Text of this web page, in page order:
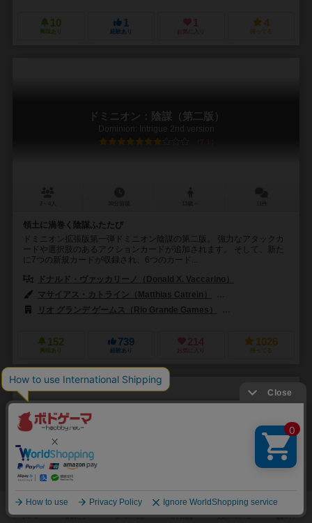
10
興味あり
1
経験あり
1
お気に入り
4
持ってる
ドミニオン：陰謀（第二版）
Dominion: Intrigue 2nd version
7.1
領土に渦巻く陰謀ふたたび
ドミニオン拡張版第一弾ドミニオン陰謀の第二版。 強力なアタックカ
ードや選択肢のあるアクションカードが追加されます。 そして、新た
に7つの新規カードが収録され、6つのカード...
ドナルド・ヴァッカリーノ（Donald X. Vaccarino）
マサイアス・カトライン（Matthias Catrein）
リオ グランデ ゲームス（Rio Grande Games）
152
興味あり
739
経験あり
214
お気に入り
1026
持ってる